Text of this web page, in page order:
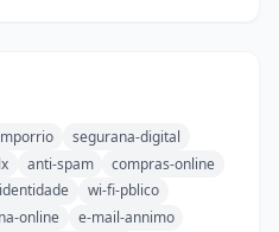
segurana-digital
anti-spam
compras-online
wi-fi-pblico
online
e-mail-annimo